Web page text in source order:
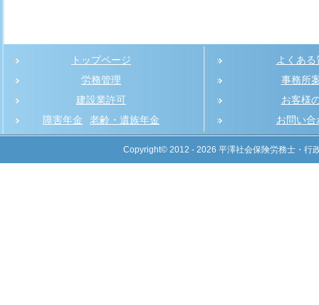
トップページ
労務管理
建設業許可
障害年金
老齢・遺族年金
よくある
事務所
お客様
お問い合
Copyright© 2012 - 2026 平澤社会保険労務士・行